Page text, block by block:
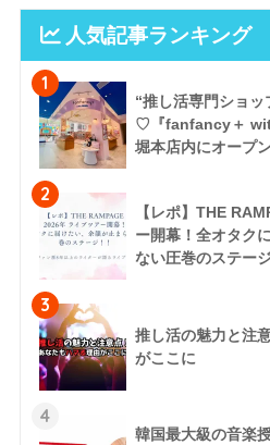
人気記事ランキング
1
“推し活専門ショッ
♡『fanfancy＋
堀本店内にオープ
2
【レポ】THE
ー開幕！全オタク
ない圧巻のステー
3
推し活の魅力と注
がここに
4
韓国最大級の音楽